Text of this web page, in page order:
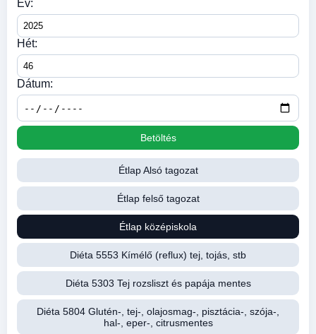
Év:
Hét:
Dátum:
Betöltés
Étlap Alsó tagozat
Étlap felső tagozat
Étlap középiskola
Diéta 5553 Kímélő (reflux) tej, tojás, stb
Diéta 5303 Tej rozsliszt és papája mentes
Diéta 5804 Glutén-, tej-, olajosmag-, pisztácia-, szója-,
hal-, eper-, citrusmentes